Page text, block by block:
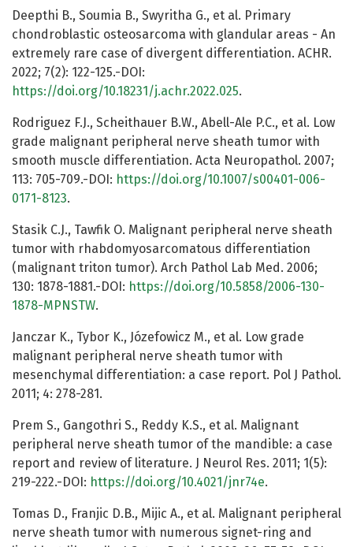
Deepthi B., Soumia B., Swyritha G., et al. Primary
chondroblastic osteosarcoma with glandular areas - An
extremely rare case of divergent differentiation. ACHR.
2022; 7(2): 122-125.-DOI:
https://doi.org/10.18231/j.achr.2022.025.
Rodriguez F.J., Scheithauer B.W., Abell-Ale P.C., et al. Low
grade malignant peripheral nerve sheath tumor with
smooth muscle differentiation. Acta Neuropathol. 2007;
113: 705-709.-DOI: https://doi.org/10.1007/s00401-006-
0171-8123.
Stasik C.J., Tawfik O. Malignant peripheral nerve sheath
tumor with rhabdomyosarcomatous differentiation
(malignant triton tumor). Arch Pathol Lab Med. 2006;
130: 1878-1881.-DOI: https://doi.org/10.5858/2006-130-
1878-MPNSTW.
Janczar K., Tybor K., Józefowicz M., et al. Low grade
malignant peripheral nerve sheath tumor with
mesenchymal differentiation: a case report. Pol J Pathol.
2011; 4: 278-281.
Prem S., Gangothri S., Reddy K.S., et al. Malignant
peripheral nerve sheath tumor of the mandible: a case
report and review of literature. J Neurol Res. 2011; 1(5):
219-222.-DOI: https://doi.org/10.4021/jnr74e.
Tomas D., Franjic D.B., Mijic A., et al. Malignant peripheral
nerve sheath tumor with numerous signet-ring and